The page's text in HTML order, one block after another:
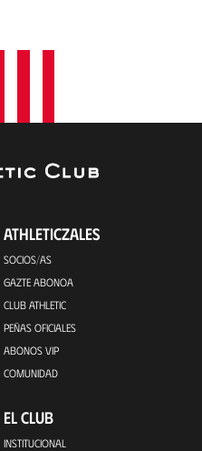
ATHLETICZALES
SOCIOS/AS
GAZTE ABONOA
CLUB ATHLETIC
PEÑAS OFICIALES
ABONOS VIP
COMUNIDAD
EL CLUB
INSTITUCIONAL